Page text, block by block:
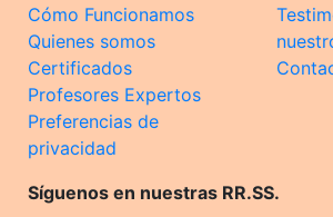
Cómo Funcionamos
Quienes somos
Certificados
Profesores Expertos
Preferencias de
privacidad
Síguenos en nuestras RR.SS.